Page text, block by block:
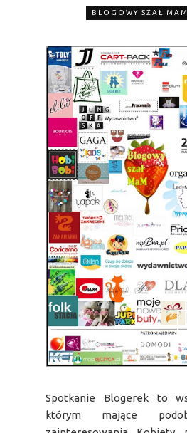
BLOGOWY SZAŁ MAM
Spotkanie Blogerek to
którym mające